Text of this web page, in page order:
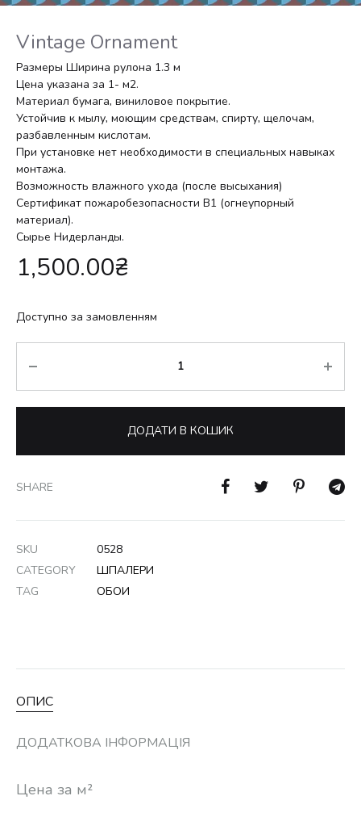
Vintage Ornament
Размеры Ширина рулона 1.3 м
Цена указана за 1- м2.
Материал бумага, виниловое покрытие.
Устойчив к мылу, моющим средствам, спирту, щелочам,
разбавленным кислотам.
При установке нет необходимости в специальных навыках
монтажа.
Возможность влажного ухода (после высыхания)
Сертификат пожаробезопасности В1 (огнеупорный
материал).
Сырье Нидерланды.
1,500.00₴
Доступно за замовленням
ДОДАТИ В КОШИК
SHARE
SKU
0528
CATEGORY
ШПАЛЕРИ
TAG
ОБОИ
ОПИС
ДОДАТКОВА ІНФОРМАЦІЯ
Цена за м²